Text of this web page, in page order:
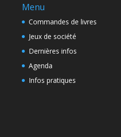
Menu
Commandes de livres
Jeux de société
Dernières infos
Agenda
Infos pratiques